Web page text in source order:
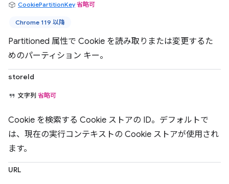
CookiePartitionKey 省略可
Chrome 119 以降
Partitioned 属性で Cookie を読み取りまたは変更するた
めのパーティション キー。
storeId
文字列 省略可
Cookie を検索する Cookie ストアの ID。デフォルトで
は、現在の実行コンテキストの Cookie ストアが使用され
ます。
URL